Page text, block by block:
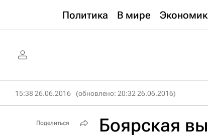
Политика В мире
15:38 26.06.2016 (обновлено: 20:32 26.06.2016)
Боярская
Поделиться